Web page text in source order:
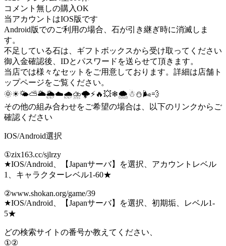
コメント無しの購入OK
当アカウントはIOS版です
Android版でのご利用の場合、石が引き継ぎ時に消滅しま
す。
不足している石は、ギフトボックスから受け取ってください
御入金確認後、IDとパスワードを送らせて頂きます。
当店では様々なセットをご用意しております。詳細は店舗ト
ップページをご覧ください。
🌞☀🌤⛅🌥🌦☁🌧⛈🌩⚡🔥💥❄🌨☃⛄🌬💨
その他の組み合わせをご希望の場合は、以下のリンクからご
確認ください
IOS/Android選択
①zix163.cc/sjlrzy
★IOS/Android、【Japanサーバ】を選択、アカウントレベル
1、キャラクターレベル1-60★
②www.shokan.org/game/39
★IOS/Android、【Japanサーバ】を選択、初期垢、レベル1-
5★
どの検索サイトの番号か教えてください、
①②